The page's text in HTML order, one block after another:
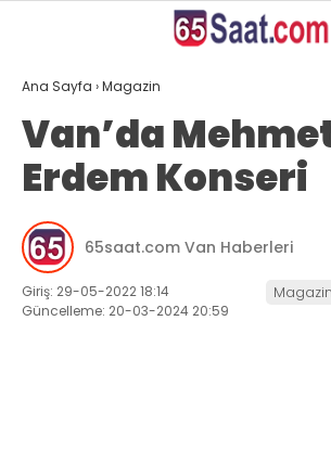
22.4
ANASAYFA
VAN
BÖLGE
GÜNDEM
Ana Sayfa ›Magazin
Van’da
Erdem Konseri
65saat.com Van Haberleri
Giriş: 29-05-2022 18:14
Güncelleme: 20-03-2024 20:59
Magazin